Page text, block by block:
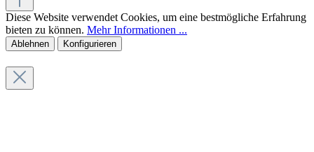
Diese Website verwendet Cookies, um eine bestmögliche Erfahrung
bieten zu können. Mehr Informationen ...
Ablehnen Konfigurieren